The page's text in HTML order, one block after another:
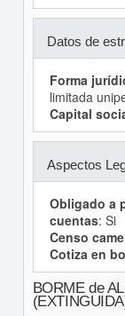
Datos de
Forma
limitada
Capital
Aspectos
Obligado a
cuentas: Si
Censo
Cotiza en
BORME de